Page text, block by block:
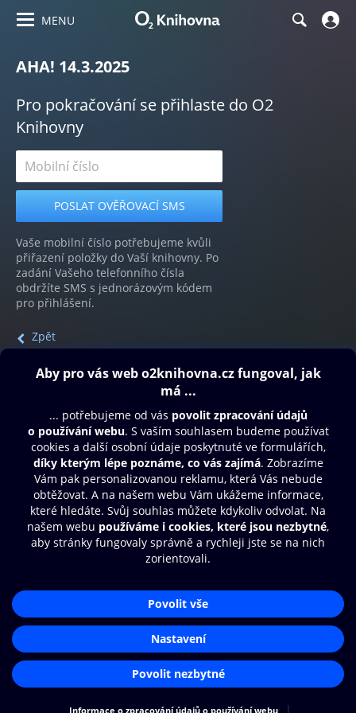
MENU
AHA! 14.3.2025
Pro pokračování se přihlaste do O2
Knihovny
Vaše mobilní číslo potřebujeme kvůli
přiřazení položky do Vaší knihovny. Po
zadání Vašeho telefonního čísla
obdržíte SMS s jednorázovým kódem
pro přihlášení.
Zpět
Obsah ke stažení
Moje O2 Knihovna
Další zábava
© O2 Czech Republic a.s.
Přístupnost
Zásady zpracování osobních údajů
Nastavení cookies
Aplikace O2 Knihovna
Čti a poslouchej své e-knihy a
audioknihy rychleji a pohodlněji.